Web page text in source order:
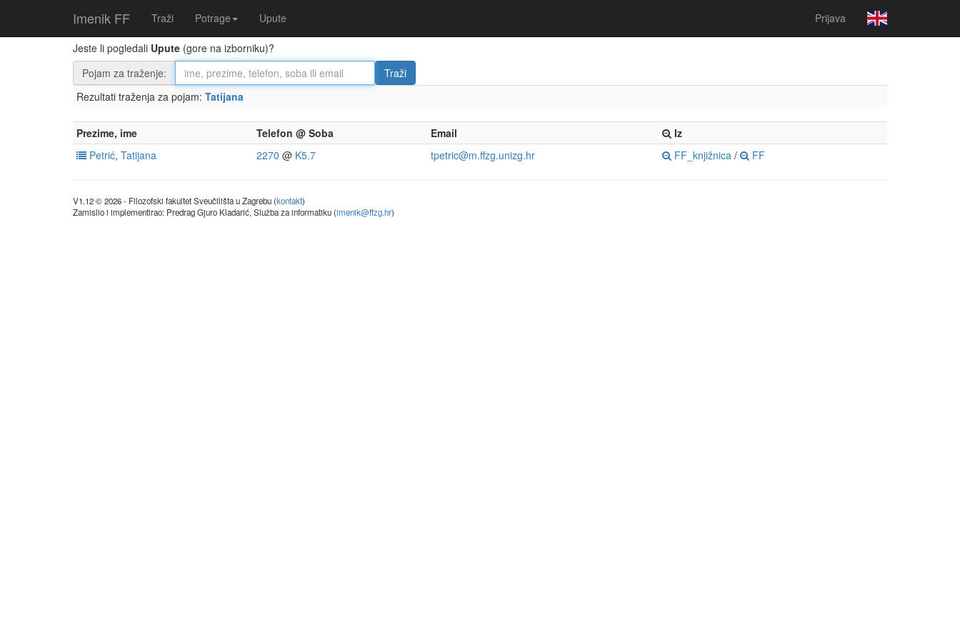
Imenik FF Traži Potrage Upute Prijava
Jeste li pogledali Upute (gore na izborniku)?
Pojam za traženje:
Rezultati traženja za pojam: Tatijana
Prezime, ime Telefon @ Soba Email
Iz
Petrić, Tatijana 2270 @ K5.7 tpetric@m.ffzg.unizg.hr FF_knjižnica / FF
V1.12 © 2026 - Filozofski fakultet Sveučilišta u Zagrebu (kontakt)
Zamislio i implementirao: Predrag Gjuro Kladarić, Služba za informatiku (imenik@ffzg.hr)